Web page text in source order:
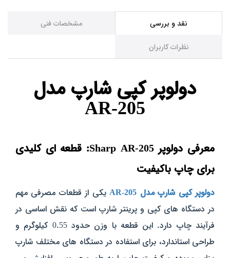
نقد و بررسی مشخصات فنی
نظرات کاربران
دولوپر کپی شارپ مدل
AR-205
معرفی دولوپر Sharp AR-205: قطعه‌ ای کلیدی
برای چاپ باکیفیت
دولوپر کپی شارپ مدل AR-205
یکی از قطعات مصرفی مهم
در دستگاه‌ های کپی و پرینتر شارپ است که نقش اساسی در
فرآیند چاپ دارد. این قطعه با وزن حدود 0.55 کیلوگرم و
طراحی استاندارد، برای استفاده در دستگاه‌ های مختلف شارپ